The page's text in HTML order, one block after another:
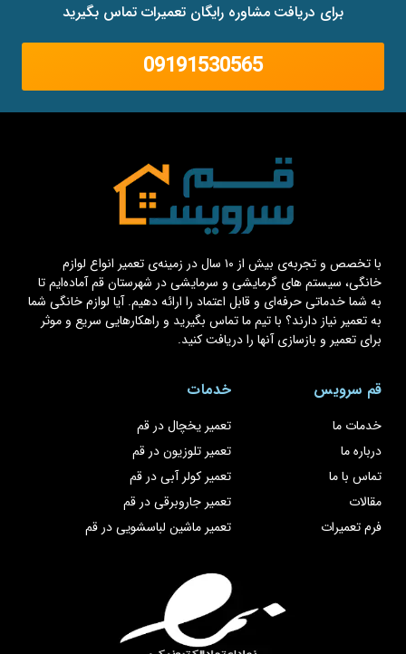
برای دریافت مشاوره رایگان تعمیرات تماس بگیرید
09191530565
با تخصص و تجربه‌ی بیش از ۱۰ سال در زمینه‌ی تعمیر انواع لوازم
خانگی، سیستم های گرمایشی و سرمایشی در شهرستان قم آماده‌ایم تا
به شما خدماتی حرفه‌ای و قابل اعتماد را ارائه دهیم. آیا لوازم خانگی شما
به تعمیر نیاز دارند؟ با تیم ما تماس بگیرید و راهکارهایی سریع و موثر
برای تعمیر و بازسازی آنها را دریافت کنید.
قم سرویس
خدمات ما
درباره ما
تماس با ما
مقالات
فرم تعمیرات
خدمات
تعمیر یخچال در قم
تعمیر تلوزیون در قم
تعمیر کولر آبی در قم
تعمیر جاروبرقی در قم
تعمیر ماشین لباسشویی در قم